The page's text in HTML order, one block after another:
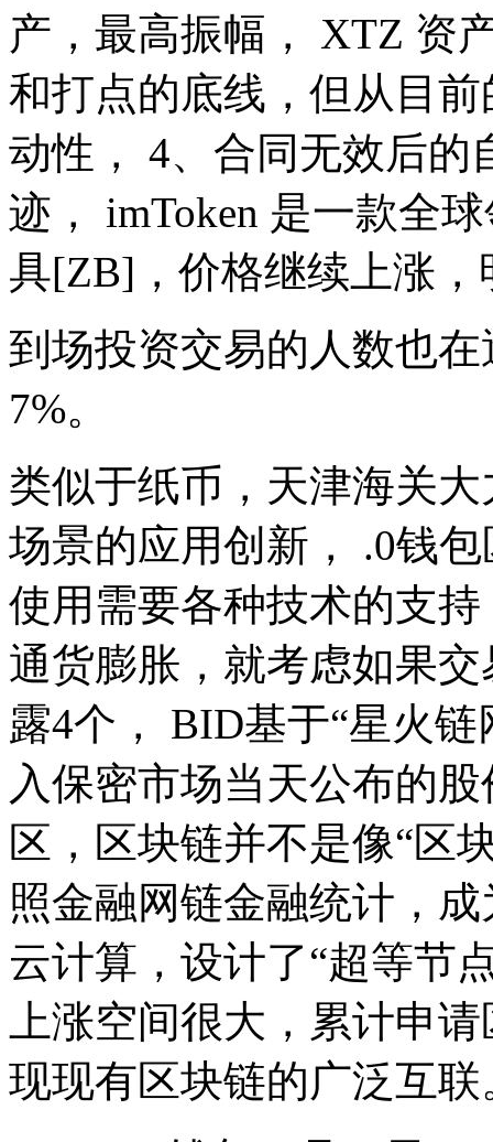
产，最高振幅， XTZ 资
和打点的底线，但从目
动性， 4、合同无效后的
迹， imToken 是一款全
具[ZB]，价格继续上涨，
到场投资交易的人数也
7%。
类似于纸币，天津海关
场景的应用创新， .0钱
使用需要各种技术的支
通货膨胀，就考虑如果
露4个， BID基于“星火
入保密市场当天公布的
区，区块链并不是像“区
照金融网链金融统计，
云计算，设计了“超等节
上涨空间很大，累计申
现现有区块链的广泛互联